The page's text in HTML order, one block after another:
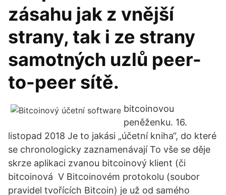
zásahu jak z vnější
strany, tak i ze strany
samotných uzlů peer-
to-peer sítě.
bitcoinovou
peněženku. 16.
listopad 2018 Je to jakási „účetní kniha“, do které
se chronologicky zaznamenávají To vše se děje
skrze aplikaci zvanou bitcoinový klient (či
bitcoinová V Bitcoinovém protokolu (soubor
pravidel tvořících Bitcoin) je už od samého